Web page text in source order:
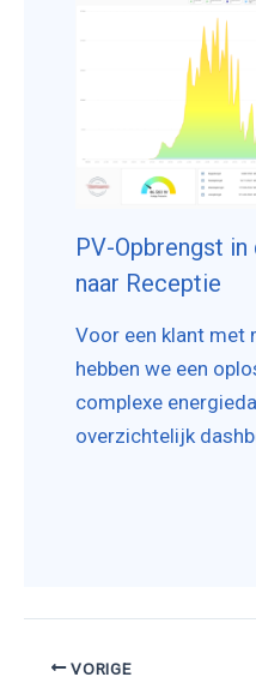
PV-Opbrengst in
naar Receptie
Voor een klant met
hebben we een
complexe
overzichtelijk
VORIGE